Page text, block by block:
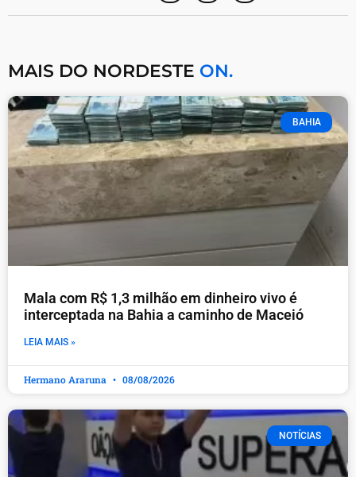
MAIS DO NORDESTE ON.
BAHIA
Mala com R$ 1,3 milhão em dinheiro vivo é
interceptada na Bahia a caminho de Maceió
LEIA MAIS »
Hermano Araruna 08/08/2026
NOTÍCIAS